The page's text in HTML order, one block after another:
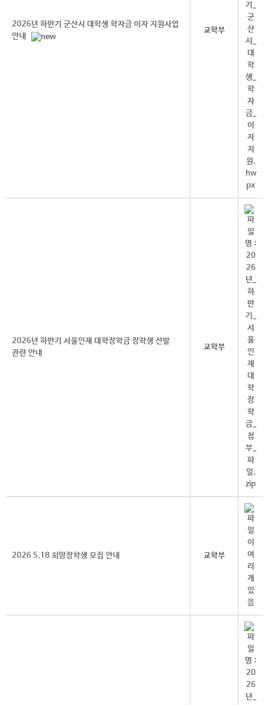
2026년 하반기 군산시 대학생 학자금 이자 지원사업
안내
교학부
2026년 하반기 서울인재 대학장학금 장학생 선발
관련 안내
교학부
2026 5.18 희망장학생 모집 안내 교학부